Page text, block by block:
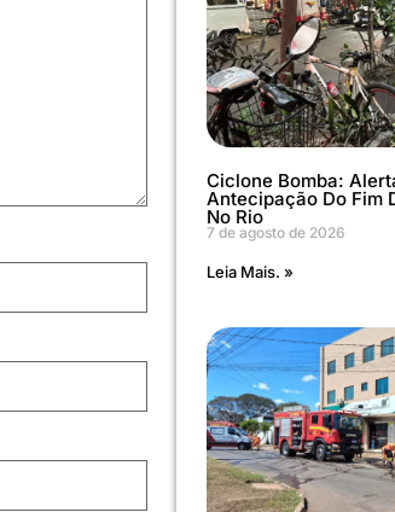
Ciclone Bomba:
Antecipação Do Fim
No Rio
7 de agosto de 2026
Leia Mais. »